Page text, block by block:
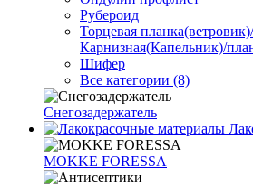
Рубероид
Торцевая планка(ветровик)/
Карнизная(Капельник)/
Шифер
Все категории (8)
Снегозадержатель
MOKKE FORESSA